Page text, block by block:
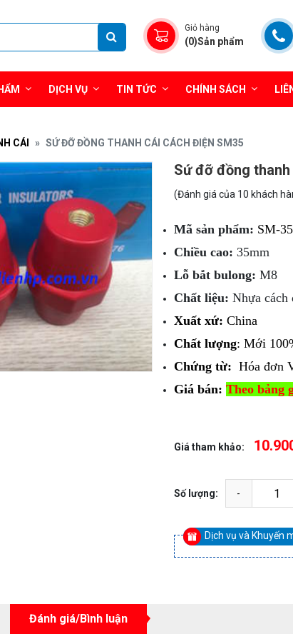
Giỏ hàng
(0)Sản phẩm
DỊCH VỤ TIN TỨC CHÍNH SÁCH
CÁI SỨ ĐỠ ĐỒNG THANH CÁI CÁCH ĐIỆN SM35
Sứ đỡ đồng
(Đánh giá của 10 khách
Mã sản phẩm: SM-35
Chiều cao: 35mm
Lỗ bắt bulong: M8
Chất liệu: Nhựa cách
Xuất xứ: China
Chất lượng: Mới
Chứng từ: Hóa đơn
Giá bán: Theo bảng
Giá tham khảo:
Số lượng:
Dịch vụ và Khuyến
Đánh giá/Bình luận